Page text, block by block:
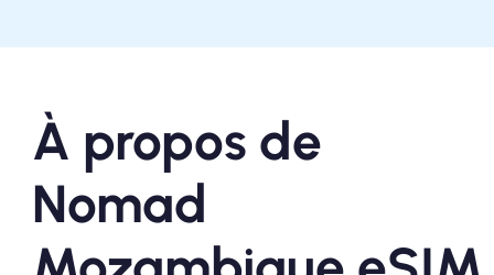
À propos de
Nomad